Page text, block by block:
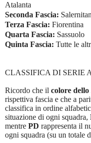
Atalanta
Seconda Fascia:
Terza Fascia: Fiorentina
Quarta Fascia: Sassuolo
Quinta Fascia: Tutte le
CLASSIFICA DI SERIE
Ricordo che il colore dello
rispettiva fascia e che a
classifica in ordine
situazione di ogni squadra,
mentre PD rappresenta il
ogni squadra (su un totale